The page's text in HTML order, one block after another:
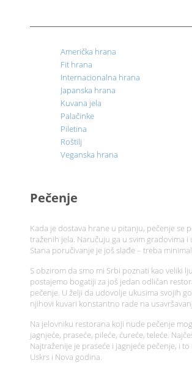
Američka hrana
Fit hrana
Internacionalna hrana
Japanska hrana
Kuvana jela
Palačinke
Piletina
Roštilj
Veganska hrana
Pečenje
Kada je dostava hrane u pitanju, pečenje se
traženih jela. Naručuju ga u svim gradovima
Stana poručivanje je još slađe – treba
S obzirom da smo mi Srbi poznati kao veliki
postajemo bogatiji za još jedan odličan
pečenje. U želji da udovolje ukusima svojih
njihovi kuvari konstantno rade na
Na jelovniku restorana koji nude pečenje
jagnjeće, praseće, pileće, ćureće, teleće.
Najtraženije je praseće i jagnjeće pečenje, i
Uskrs i Nova godina.